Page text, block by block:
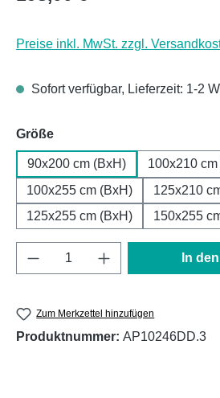
Preise inkl. MwSt. zzgl.
Sofort verfügbar, Lieferzeit: 1-2
Größeauswählen
90x200 cm (BxH)
100x210
100x255 cm (BxH)
125x210
125x255 cm (BxH)
150x255
Produkt Anzahl: Gib den
In
Zum Merkzettel hinzufügen
Produktnummer: AP10246DD.3